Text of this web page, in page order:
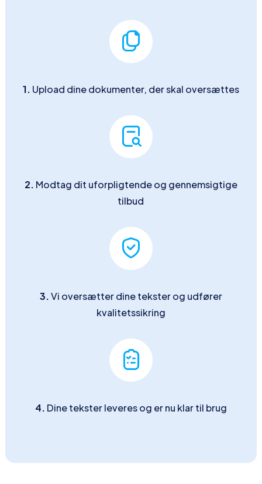
1. Upload dine dokumenter, der skal oversættes
2. Modtag dit uforpligtende og gennemsigtige
tilbud
3.Vi oversætter dine tekster og udfører
kvalitetssikring
4. Dine tekster leveres og er nu klar til brug